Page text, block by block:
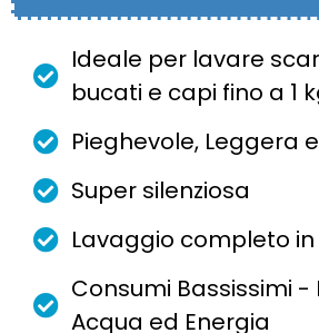
Ideale per lavare
bucati e capi fino a 1
Pieghevole, Leggera
Super silenziosa
Lavaggio completo
Consumi Bassissimi -
Acqua ed Energia